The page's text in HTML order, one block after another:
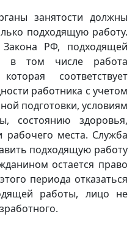
занятости должны
подходящую работу.
РФ, подходящей
в том числе работа
соответствует
работника с учетом
подготовки, условиям
состоянию здоровья,
рабочего места. Служба
подходящую работу
остается право
периода отказаться
работы, лицо не